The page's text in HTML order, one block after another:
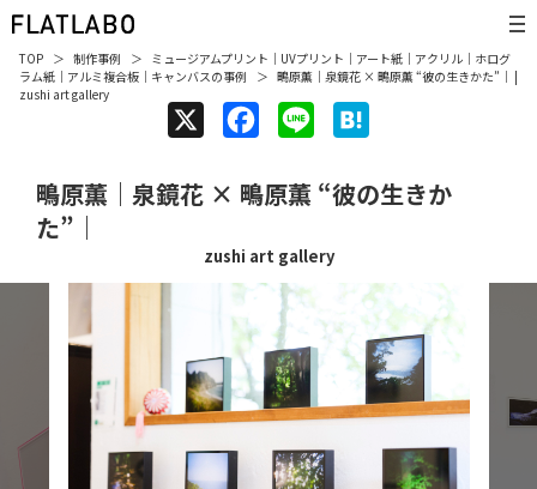
TOP 制作事例 ミュージアムプリント ｜ UVプリント ｜ アート紙 ｜ アクリル ｜ ホログ
ラム紙 ｜ アルミ複合板 ｜ キャンバスの事例
鴫原薫｜泉鏡花 × 鴫原薫 “彼の生きかた”｜ |
zushi art gallery
c
b
k
n
t
a
鴫原薫｜泉鏡花 × 鴫原薫 “彼の生きか
た”｜
zushi art gallery